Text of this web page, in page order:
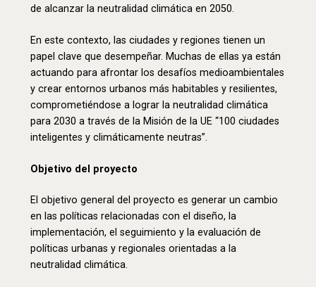
de alcanzar la neutralidad climática en 2050.
En este contexto, las ciudades y regiones tienen un
papel clave que desempeñar. Muchas de ellas ya están
actuando para afrontar los desafíos medioambientales
y crear entornos urbanos más habitables y resilientes,
comprometiéndose a lograr la neutralidad climática
para 2030 a través de la Misión de la UE “100 ciudades
inteligentes y climáticamente neutras”.
Objetivo del proyecto
El objetivo general del proyecto es generar un cambio
en las políticas relacionadas con el diseño, la
implementación, el seguimiento y la evaluación de
políticas urbanas y regionales orientadas a la
neutralidad climática.